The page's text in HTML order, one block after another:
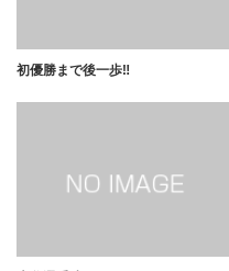
初優勝まで後一歩‼️